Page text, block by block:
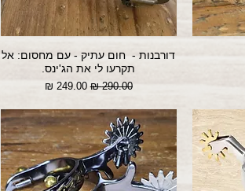
דורבנות - חום עתיק - עם מחסום: אל
תקרעו לי את הג'ינס.
מחיר רגיל‏290.00 ‏₪ מחיר מבצע‏249.00 ‏₪